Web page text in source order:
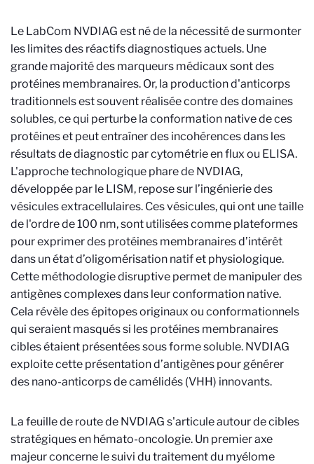
Le LabCom NVDIAG est né de la nécessité de surmonter
les limites des réactifs diagnostiques actuels. Une
grande majorité des marqueurs médicaux sont des
protéines membranaires. Or, la production d'anticorps
traditionnels est souvent réalisée contre des domaines
solubles, ce qui perturbe la conformation native de ces
protéines et peut entraîner des incohérences dans les
résultats de diagnostic par cytométrie en flux ou ELISA.
L'approche technologique phare de NVDIAG,
développée par le LISM, repose sur l’ingénierie des
vésicules extracellulaires. Ces vésicules, qui ont une taille
de l'ordre de 100 nm, sont utilisées comme plateformes
pour exprimer des protéines membranaires d’intérêt
dans un état d’oligomérisation natif et physiologique.
Cette méthodologie disruptive permet de manipuler des
antigènes complexes dans leur conformation native.
Cela révèle des épitopes originaux ou conformationnels
qui seraient masqués si les protéines membranaires
cibles étaient présentées sous forme soluble. NVDIAG
exploite cette présentation d’antigènes pour générer
des nano-anticorps de camélidés (VHH) innovants.
La feuille de route de NVDIAG s'articule autour de cibles
stratégiques en hémato-oncologie. Un premier axe
majeur concerne le suivi du traitement du myélome